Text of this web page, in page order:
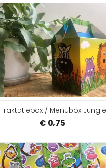
BESTELLEN
Traktatiebox / Menubox Jungle
€ 0,75